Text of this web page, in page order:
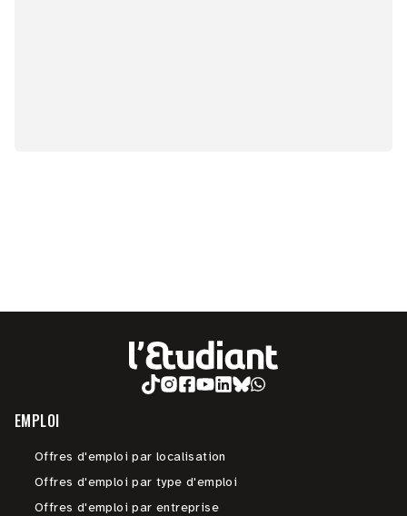
EMPLOI
Offres d'emploi par localisation
Offres d'emploi par type d'emploi
Offres d'emploi par entreprise